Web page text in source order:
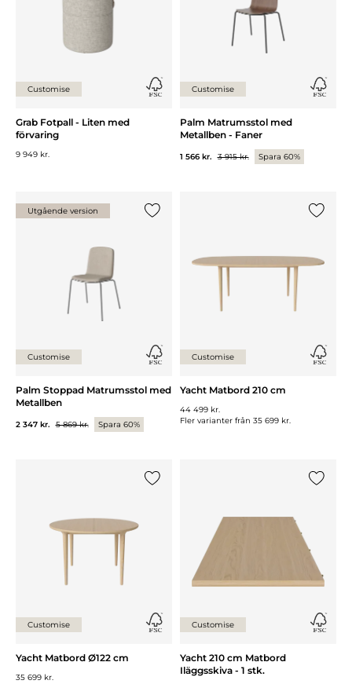
Customise
Grab Fotpall - Liten med
förvaring
9 949 kr.
Customise
Palm Matrumsstol med
Metallben - Faner
1 566 kr. 3 915 kr. Spara 60%
Utgående version
Customise
Palm Stoppad Matrumsstol med
Metallben
2 347 kr. 5 869 kr. Spara 60%
Customise
Yacht Matbord 210 cm
44 499 kr.
Fler varianter från 35 699 kr.
Customise
Yacht Matbord Ø122 cm
35 699 kr.
Customise
Yacht 210 cm Matbord
Iläggsskiva - 1 stk.